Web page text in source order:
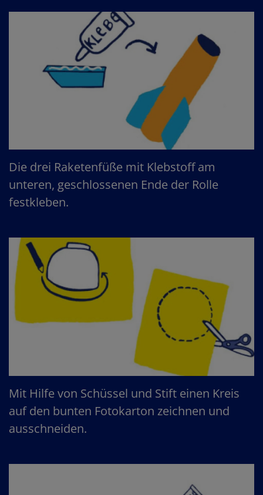
Die drei Raketenfüße mit Klebstoff am
unteren, geschlossenen Ende der Rolle
festkleben.
Mit Hilfe von Schüssel und Stift einen Kreis
auf den bunten Fotokarton zeichnen und
ausschneiden.